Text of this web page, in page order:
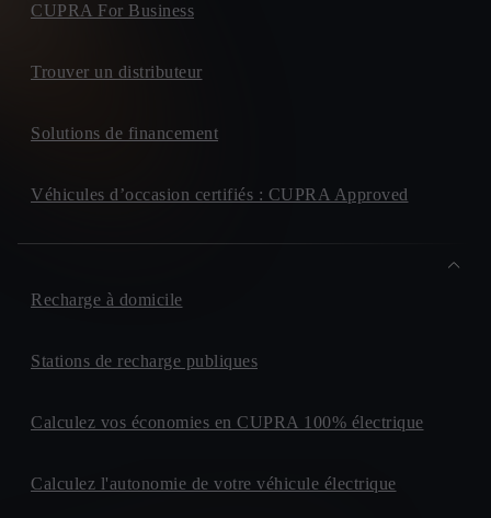
CUPRA For Business
Trouver un distributeur
Solutions de financement
Véhicules d’occasion certifiés : CUPRA Approved
Recharge à domicile
Stations de recharge publiques
Calculez vos économies en CUPRA 100% électrique
Calculez l'autonomie de votre véhicule électrique